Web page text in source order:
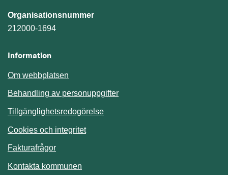
Organisationsnummer
212000-1694
Information
Om webbplatsen
Behandling av personuppgifter
Tillgänglighetsredogörelse
Cookies och integritet
Fakturafrågor
Kontakta kommunen